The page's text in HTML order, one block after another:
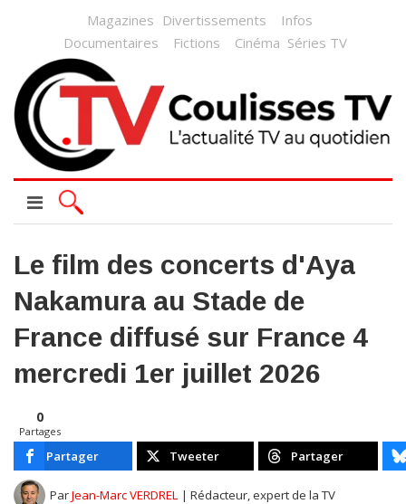
Magazines Divertissements
Infos
Documentaires
Fictions Cinéma Séries TV
Le film des concerts d'Aya
Nakamura au Stade de
France diffusé sur France 4
mercredi 1er juillet 2026
0
Partages
Partager Tweeter Partager
ParJean-Marc VERDREL | Rédacteur, expert de la TV